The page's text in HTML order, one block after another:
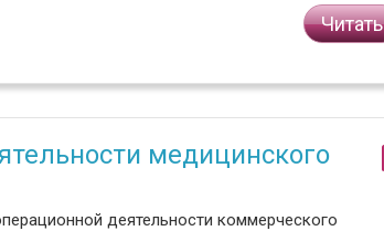
Читать
медицинского
деятельности коммерческого